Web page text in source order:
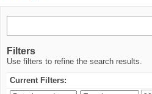
Filters
Use filters to refine the search results.
Current Filters: